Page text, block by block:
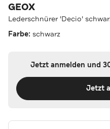
GEOX
Lederschnürer 'Decio'
Farbe: schwarz
Jetzt anmelden und
Jetzt